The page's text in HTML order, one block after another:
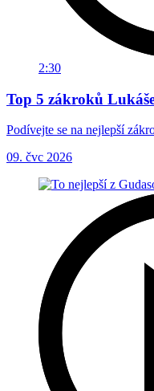
2:30
Top 5 zákroků
Podívejte se na nejlepší
09. čvc 2026